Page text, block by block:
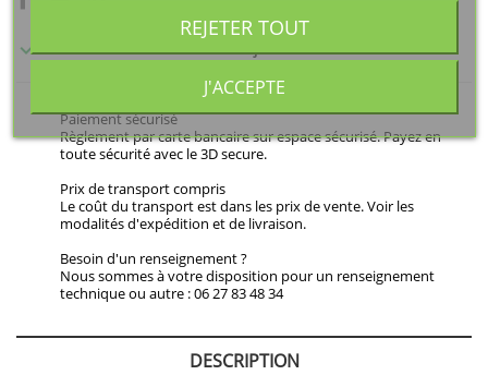
Généralement livré sous 10 à 15 jours
Paiement sécurisé
Règlement par carte bancaire sur espace sécurisé. Payez en
toute sécurité avec le 3D secure.
Prix de transport compris
Le coût du transport est dans les prix de vente. Voir les
modalités d'expédition et de livraison.
Besoin d'un renseignement ?
Nous sommes à votre disposition pour un renseignement
technique ou autre : 06 27 83 48 34
DESCRIPTION
REJETER TOUT
J'ACCEPTE